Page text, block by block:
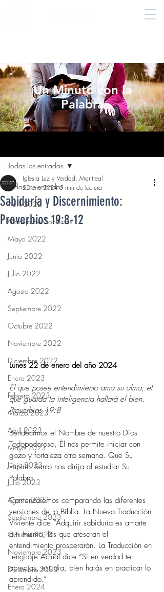
Un Minuto con la
Palabra
Todas las entradas
Abril 2022
Manejo de Conflictos
Mayo 2022
Junio 2022
Julio 2022
Agosto 2022
Septiembre 2022
Octubre 2022
Noviembre 2022
Diciembre 2022
Enero 2023
Febrero 2023
Marzo 2023
Abril 2023
Mayo 2023
Junio 2023
Julio 2023
Agosto 2023
Septiembre 2023
Octubre 2023
Noviembre 2023
Diciembre 2023
Enero 2024
Todas las entradas
Sabiduría y Discernimiento:
Proverbios 19:8-12
Iglesia Luz y Verdad, Montreal
22 ene 2024 5 min de lectura
Lunes 22 de enero del año 2024
El que posee entendimiento ama su alma; el
que guarda la inteligencia hallará el bien.
Proverbios 19:8
Bendecimos el Nombre de nuestro Dios
Todopoderoso, Él nos permite iniciar con
gozo y fortaleza otra semana. Que Su
Espíritu Santo nos dirija al estudiar Su
Palabra.
Comenzaremos comparando las diferentes
versiones de la Biblia. La Nueva Traducción
Viviente dice “Adquirir sabiduría es amarte
a ti mismo, los que atesoran el
entendimiento prosperarán. La Traducción en
Lenguaje Actual dice “Si en verdad te
aprecias, estudia, bien harás en practicar lo
aprendido.”